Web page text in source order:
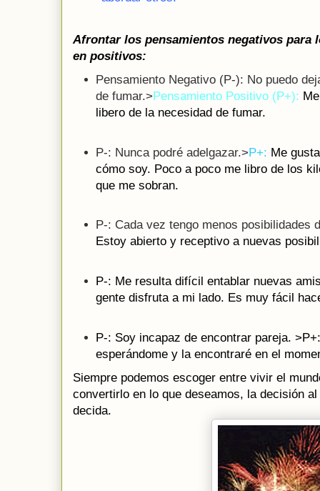
Afrontar los pensamientos negativos para
en positivos:
Pensamiento Negativo (P-): No puedo
de fumar.>Pensamiento Positivo (P+): Me
libero de la necesidad de fumar.
P-: Nunca podré adelgazar.>P+: Me gusta
cómo soy. Poco a poco me libro de los
que me sobran.
P-: Cada vez tengo menos posibilidades
Estoy abierto y receptivo a nuevas
P-: Me resulta difícil entablar nuevas
gente disfruta a mi lado. Es muy fácil
P-: Soy incapaz de encontrar pareja.
esperándome y la encontraré en el
Siempre podemos escoger entre vivir el
convertirlo en lo que deseamos, la decisión
decida.